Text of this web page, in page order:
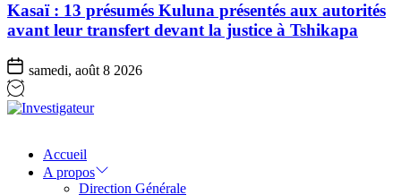
Kasaï : 13 présumés Kuluna présentés aux autorités
avant leur transfert devant la justice à Tshikapa
samedi, août 8 2026
Accueil
A propos
Direction Générale